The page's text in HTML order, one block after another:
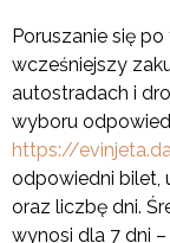
Poruszanie się
wcześniejszy
autostradach i
wyboru
https://
odpowiedni bilet,
oraz liczbę dni.
wynosi dla 7 dni –